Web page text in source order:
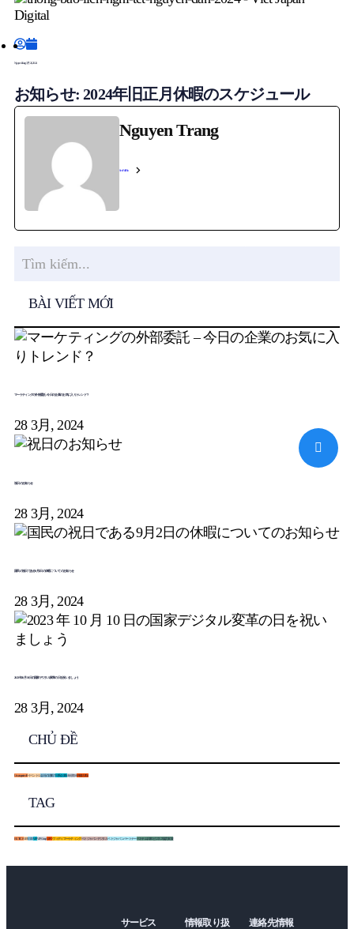
Nguyen Trang3月 26, 2024
お知らせ: 2024年旧正月休暇のスケジュール
Nguyen Trang
See Full Bio
BÀI VIẾT MỚI
マーケティングの外部委託 – 今日の企業のお気に入りトレンド？
28 3月, 2024
祝日のお知らせ
28 3月, 2024
国民の祝日である9月2日の休暇についてのお知らせ
28 3月, 2024
2023 年 10 月 10 日の国家デジタル変革の日を祝いましょう
28 3月, 2024
CHỦ ĐỀ
Uncategorized0イベント12会社の活動7日系企業0未分類0研修活動4
TAG
HUTECHUEFVJDVJPVJP GroupVJPCヴィディマーケティングベトジャパンデジタルベトジャパンパートナーベトナム日本ビジネス協力支援
サービス
情報取り扱
連絡先情報